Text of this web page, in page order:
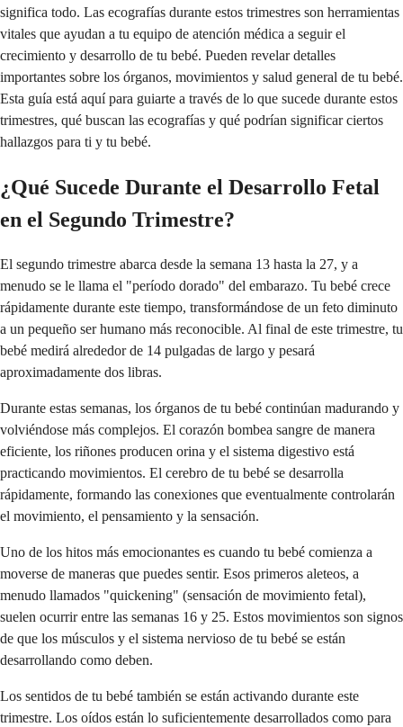
significa todo. Las ecografías durante estos trimestres son herramientas
vitales que ayudan a tu equipo de atención médica a seguir el
crecimiento y desarrollo de tu bebé. Pueden revelar detalles
importantes sobre los órganos, movimientos y salud general de tu bebé.
Esta guía está aquí para guiarte a través de lo que sucede durante estos
trimestres, qué buscan las ecografías y qué podrían significar ciertos
hallazgos para ti y tu bebé.
¿Qué Sucede Durante el Desarrollo Fetal
en el Segundo Trimestre?
El segundo trimestre abarca desde la semana 13 hasta la 27, y a
menudo se le llama el "período dorado" del embarazo. Tu bebé crece
rápidamente durante este tiempo, transformándose de un feto diminuto
a un pequeño ser humano más reconocible. Al final de este trimestre, tu
bebé medirá alrededor de 14 pulgadas de largo y pesará
aproximadamente dos libras.
Durante estas semanas, los órganos de tu bebé continúan madurando y
volviéndose más complejos. El corazón bombea sangre de manera
eficiente, los riñones producen orina y el sistema digestivo está
practicando movimientos. El cerebro de tu bebé se desarrolla
rápidamente, formando las conexiones que eventualmente controlarán
el movimiento, el pensamiento y la sensación.
Uno de los hitos más emocionantes es cuando tu bebé comienza a
moverse de maneras que puedes sentir. Esos primeros aleteos, a
menudo llamados "quickening" (sensación de movimiento fetal),
suelen ocurrir entre las semanas 16 y 25. Estos movimientos son signos
de que los músculos y el sistema nervioso de tu bebé se están
desarrollando como deben.
Los sentidos de tu bebé también se están activando durante este
trimestre. Los oídos están lo suficientemente desarrollados como para